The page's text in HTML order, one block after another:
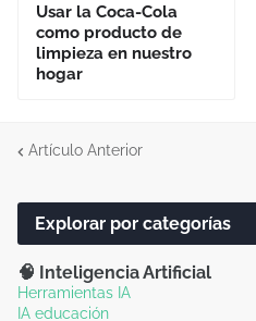
Usar la Coca-Cola
como producto de
limpieza en nuestro
hogar
Artículo Anterior
Explorar por categorías
🧠 Inteligencia Artificial
Herramientas IA
IA educación